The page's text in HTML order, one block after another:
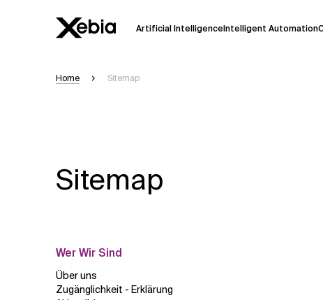
Artificial IntelligenceIntelligent Automation
Bitte überprüfen Sie wichtige
kontaktieren Sie uns
Home Sitemap
Sitemap
Wer Wir Sind
Über uns
Zugänglichkeit - Erklärung